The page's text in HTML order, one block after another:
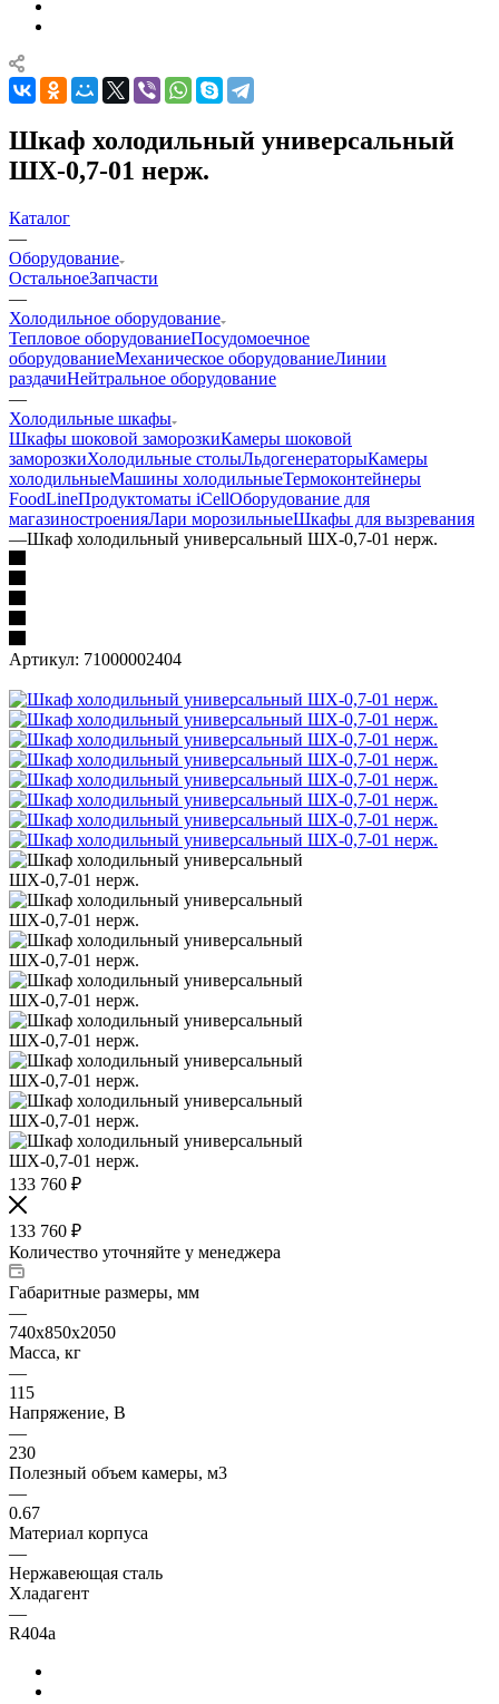
Шкаф холодильный универсальный
ШХ-0,7-01 нерж.
Каталог
—
Оборудование
ОстальноеЗапчасти
—
Холодильное оборудование
Тепловое оборудованиеПосудомоечное
оборудованиеМеханическое оборудованиеЛинии
раздачиНейтральное оборудование
—
Холодильные шкафы
Шкафы шоковой заморозкиКамеры шоковой
заморозкиХолодильные столыЛьдогенераторыКамеры
холодильныеМашины холодильныеТермоконтейнеры
FoodLineПродуктоматы iCellОборудование для
магазиностроенияЛари морозильныеШкафы для вызревания
—Шкаф холодильный универсальный ШХ-0,7-01 нерж.
Артикул: 71000002404
133 760 ₽
133 760 ₽
Количество уточняйте у менеджера
Габаритные размеры, мм
—
740х850х2050
Масса, кг
—
115
Напряжение, В
—
230
Полезный объем камеры, м3
—
0.67
Материал корпуса
—
Нержавеющая сталь
Хладагент
—
R404а